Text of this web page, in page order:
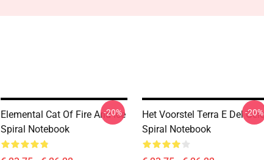
Elemental Cat Of Fire And Ice
Spiral Notebook
-20%
Het Voorstel Terra E Del Gelo
Spiral Notebook
-20%